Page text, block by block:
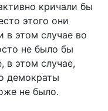
кричали бы
этого они
в этом случае во
не было бы
в этом случае,
демократы
не было.